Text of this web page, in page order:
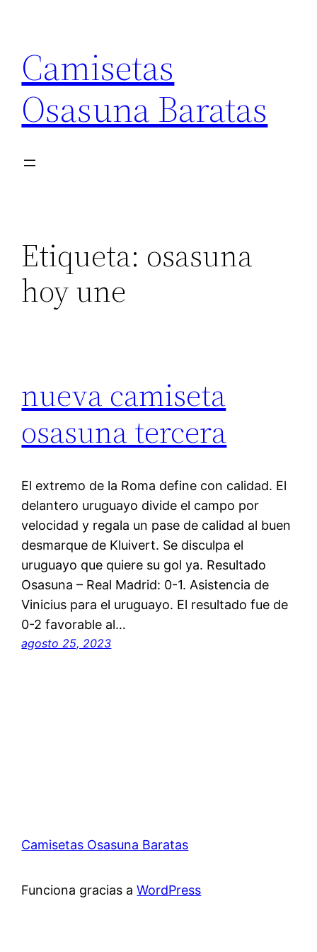
contenido
Camisetas
Osasuna Baratas
Etiqueta: osasuna
hoy une
nueva camiseta
osasuna tercera
El extremo de la Roma define con calidad. El
delantero uruguayo divide el campo por
velocidad y regala un pase de calidad al buen
desmarque de Kluivert. Se disculpa el
uruguayo que quiere su gol ya. Resultado
Osasuna – Real Madrid: 0-1. Asistencia de
Vinicius para el uruguayo. El resultado fue de
0-2 favorable al…
agosto 25, 2023
Camisetas Osasuna Baratas
Funciona gracias aWordPress